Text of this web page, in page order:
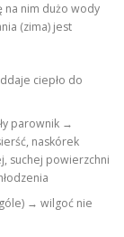
nim dużo wody
(zima) jest
ciepło do
parownik →
naskórek
suchej powierzchni
→ wilgoć nie